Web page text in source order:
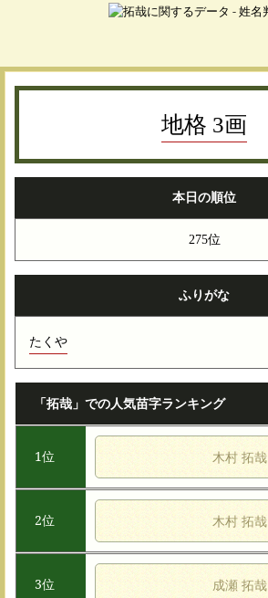
地格 3画
本日の順位
275位
ふりがな
たくや
「拓哉」での人気苗字ランキング
1位 木村 拓哉
2位 木村 拓哉
3位 成瀬 拓哉